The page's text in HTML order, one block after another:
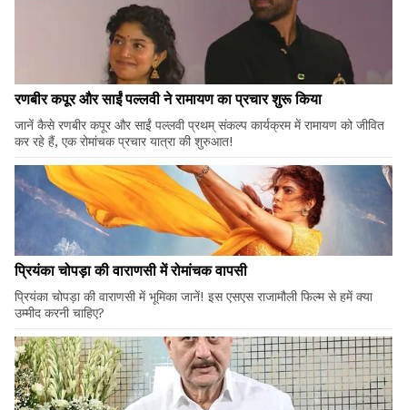
रणबीर कपूर और साईं पल्लवी ने रामायण का प्रचार शुरू किया
जानें कैसे रणबीर कपूर और साईं पल्लवी प्रथम् संकल्प कार्यक्रम में रामायण को जीवित
कर रहे हैं, एक रोमांचक प्रचार यात्रा की शुरुआत!
प्रियंका चोपड़ा की वाराणसी में रोमांचक वापसी
प्रियंका चोपड़ा की वाराणसी में भूमिका जानें! इस एसएस राजामौली फिल्म से हमें क्या
उम्मीद करनी चाहिए?